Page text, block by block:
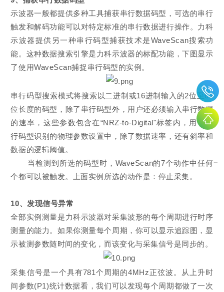
示波器一般都提供多种工具捕获串行数据码型，可选的串行
触发和解码功能可以对特定标准的串行数据进行操作。力科
示波器提供另一种串行码型捕获技术是WaveScan搜索功
能。这种数据搜索引擎是力科示波器的标配功能，下图显示
了使用WaveScan捕捉串行码型的实例。
串行码型搜索模式将搜索以二进制或16进制输入的2位至64
位长度的码型，除了串行码型外，用户还必须输入串行数据
的速率，这些参数包含在“NRZ-to-Digital"标签内，用于串
行码型识别的物理参数设置中，除了数据速率，还有斜率和
数据的逻辑阈值。
当检测到所选的码型时，WaveScan的7个动作中任何一
个都可以被触发。上面实例所选的动作是：停止采集。
10、 发现信号异常
全部实例测量是力科示波器对采集波形的每个周期进行时序
测量的能力。如果你测量每个周期，你可以显示追踪图，显
示被测参数随时间的变化，而该变化与采集信号是同步的。
采集信号是一个具有781个周期的4MHz正弦波。从上升时
间参数(P1)统计数据看，我们可以发现每个周期都做了一次